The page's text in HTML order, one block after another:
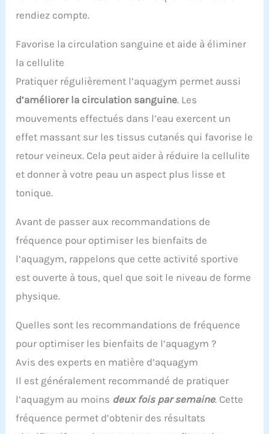
rendiez compte.
Favorise la circulation sanguine et aide à éliminer
la cellulite
Pratiquer régulièrement l’aquagym permet aussi
d’améliorer la circulation sanguine. Les
mouvements effectués dans l’eau exercent un
effet massant sur les tissus cutanés qui favorise le
retour veineux. Cela peut aider à réduire la cellulite
et donner à votre peau un aspect plus lisse et
tonique.
Avant de passer aux recommandations de
fréquence pour optimiser les bienfaits de
l’aquagym, rappelons que cette activité sportive
est ouverte à tous, quel que soit le niveau de forme
physique.
Quelles sont les recommandations de fréquence
pour optimiser les bienfaits de l’aquagym ?
Avis des experts en matière d’aquagym
Il est généralement recommandé de pratiquer
l’aquagym au moins deux fois par semaine. Cette
fréquence permet d’obtenir des résultats